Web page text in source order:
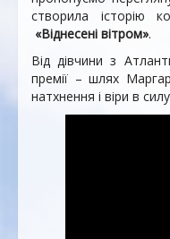
створила історію
«Віднесені вітром».
Від дівчини з
премії – шлях
натхнення і віри в